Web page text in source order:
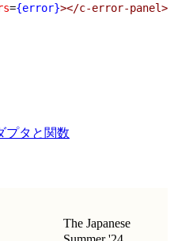
={error}></c-error-panel>
プタと関数
The Japanese